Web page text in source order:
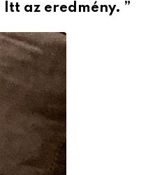
Itt az eredmény. ”